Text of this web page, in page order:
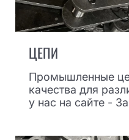
ЦЕПИ
Промышленные
качества для
у нас на сайте -